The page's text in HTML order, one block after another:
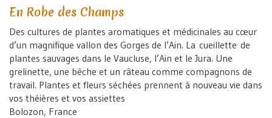
En Robe des Champs
Des cultures de plantes aromatiques et médicinales au cœur
d’un magnifique vallon des Gorges de l’Ain. La cueillette de
plantes sauvages dans le Vaucluse, l’Ain et le Jura. Une
grelinette, une bêche et un râteau comme compagnons de
travail. Plantes et fleurs séchées prennent à nouveau vie dans
vos théières et vos assiettes
Bolozon, France